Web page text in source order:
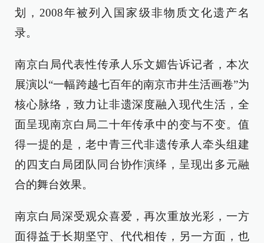
划，2008年被列入国家级非物质文化遗产名
录。
南京白局代表性传承人乐文媚告诉记者，本次
展演以“一幅跨越七百年的南京市井生活画卷”为
核心脉络，致力让非遗深度融入现代生活，全
面呈现南京白局二十年传承中的变与不变。值
得一提的是，老中青三代非遗传承人牵头组建
的四支白局团队同台协作演绎，呈现出多元融
合的舞台效果。
南京白局深受观众喜爱，再次重放光彩，一方
面得益于长期坚守、代代相传，另一方面，也